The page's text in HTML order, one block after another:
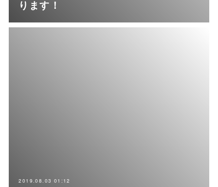
ります！
2019.08.03 01:12